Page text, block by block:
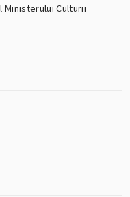
Culturii